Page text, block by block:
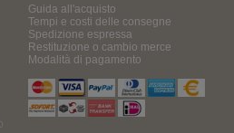
Guida all'acquisto
Tempi e costi delle consegne
Spedizione espressa
Restituzione o cambio merce
Modalità di pagamento